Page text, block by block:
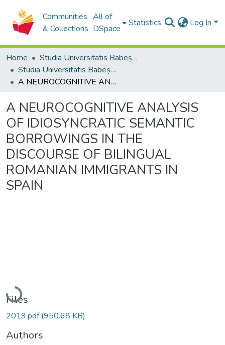
Communities
& Collections
All of
DSpace
Statistics Log In
Home
Studia Universitatis Babeș-Bolyai Collection
Studia Universitatis Babeș-Bolyai Philologia
A NEUROCOGNITIVE ANALYSIS OF IDIOSYNCRATIC SEMANTIC BORROWINGS IN THE DISCOURSE OF BILINGUAL ROMANIAN IMMIGRANTS IN SPAIN
A NEUROCOGNITIVE ANALYSIS
OF IDIOSYNCRATIC SEMANTIC
BORROWINGS IN THE
DISCOURSE OF BILINGUAL
ROMANIAN IMMIGRANTS IN
SPAIN
Loading...
Files
2019.pdf(950.68 KB)
Authors